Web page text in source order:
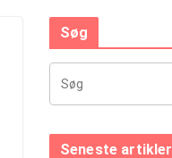
Søg
Seneste artikler